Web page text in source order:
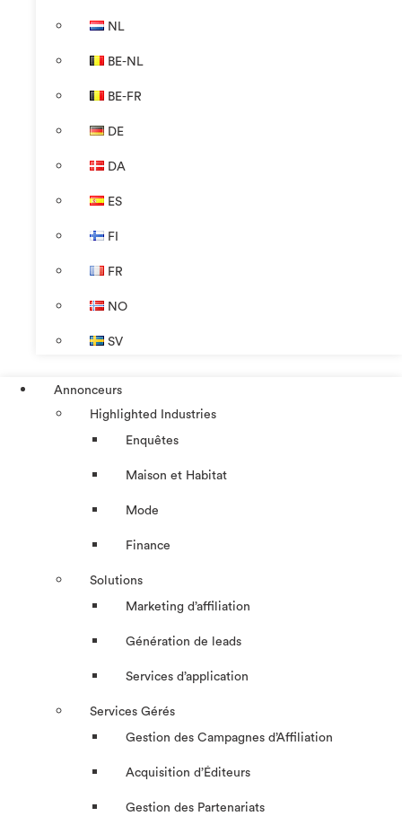
NL
BE-NL
BE-FR
DE
DA
ES
FI
FR
NO
SV
Annonceurs
Highlighted Industries
Enquêtes
Maison et Habitat
Mode
Finance
Solutions
Marketing d’affiliation
Génération de leads
Services d’application
Services Gérés
Gestion des Campagnes d’Affiliation​
Acquisition d’Éditeurs
Gestion des Partenariats